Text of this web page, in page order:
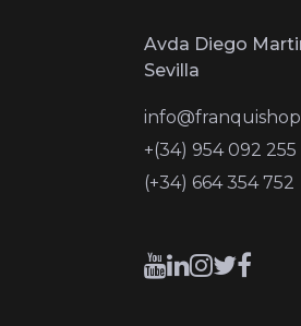
Avda Diego
Sevilla
+(34) 954 092 255
(+34) 664 354 752